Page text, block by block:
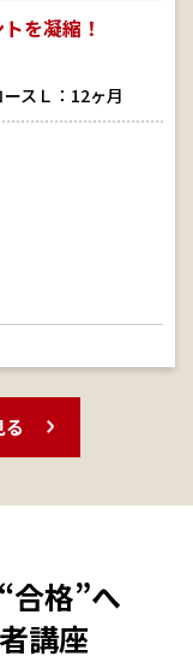
を凝縮！
スＬ：12ヶ月
合格”へ
講座